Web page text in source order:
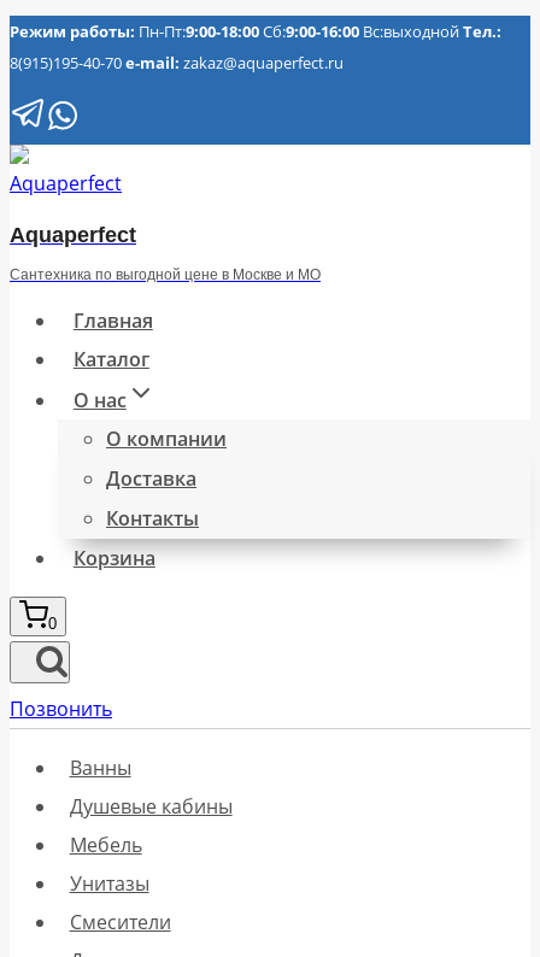
Перейти
к
содержимому
Режим работы: Пн-Пт:9:00-18:00Сб:9:00-16:00 Вс:выходнойТел.:
8(915)195-40-70e-mail: zakaz@aquaperfect.ru
Aquaperfect
Сантехника по выгодной цене в Москве и МО
Главная
Каталог
О нас
О компании
Доставка
Контакты
Корзина
0
Позвонить
Ванны
Душевые кабины
Мебель
Унитазы
Смесители